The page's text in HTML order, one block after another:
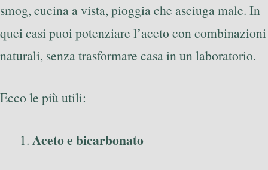
smog, cucina a vista, pioggia che asciuga male. In
quei casi puoi potenziare l’aceto con combinazioni
naturali, senza trasformare casa in un laboratorio.
Ecco le più utili:
Aceto e bicarbonato